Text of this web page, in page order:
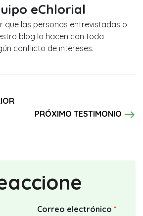
eChlorial
que las personas entrevistadas o
blog lo hacen con toda
conflicto de intereses.
PRÓXIMO TESTIMONIO east
Correo electrónico *